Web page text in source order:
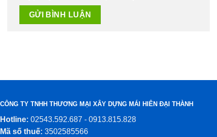
CÔNG TY TNHH THƯƠNG MẠI XÂY DỰNG MÁI HIÊN ĐẠI THÀNH
Hotline: 02543.592.687 - 0913.815.828
Mã số thuế: 3502585566